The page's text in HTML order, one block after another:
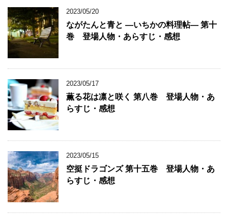
2023/05/20
ながたんと青と ―いちかの料理帖― 第十
巻 登場人物・あらすじ・感想
2023/05/17
薫る花は凛と咲く 第八巻 登場人物・あ
らすじ・感想
2023/05/15
空挺ドラゴンズ 第十五巻 登場人物・あ
らすじ・感想